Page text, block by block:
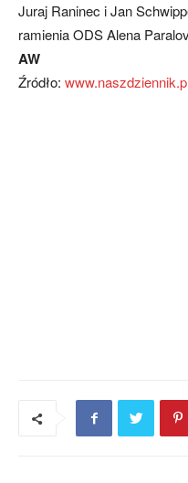
Juraj Raninec i Jan
ramienia ODS Alena
AW
Źródło: